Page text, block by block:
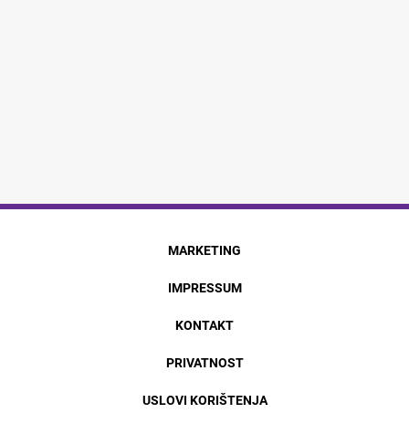
MARKETING
IMPRESSUM
KONTAKT
PRIVATNOST
USLOVI KORIŠTENJA